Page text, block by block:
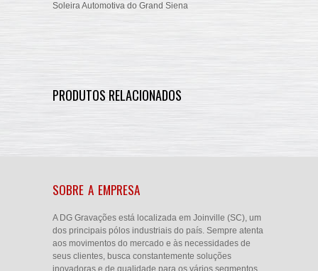
Soleira Automotiva do Grand Siena
PRODUTOS RELACIONADOS
SOBRE A EMPRESA
A DG Gravações está localizada em Joinville (SC), um
dos principais pólos industriais do país. Sempre atenta
aos movimentos do mercado e às necessidades de
seus clientes, busca constantemente soluções